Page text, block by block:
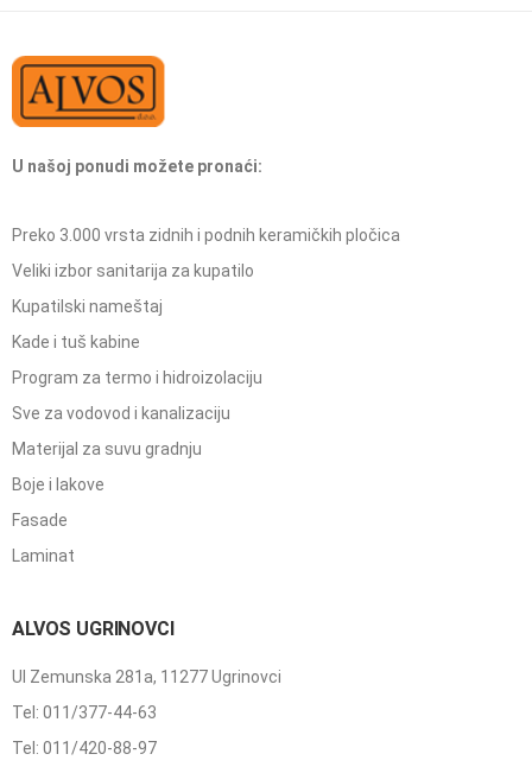
U našoj ponudi možete pronaći:
Preko 3.000 vrsta zidnih i podnih keramičkih pločica
Veliki izbor sanitarija za kupatilo
Kupatilski nameštaj
Kade i tuš kabine
Program za termo i hidroizolaciju
Sve za vodovod i kanalizaciju
Materijal za suvu gradnju
Boje i lakove
Fasade
Laminat
ALVOS UGRINOVCI
Ul Zemunska 281a, 11277 Ugrinovci
Tel: 011/377-44-63
Tel: 011/420-88-97